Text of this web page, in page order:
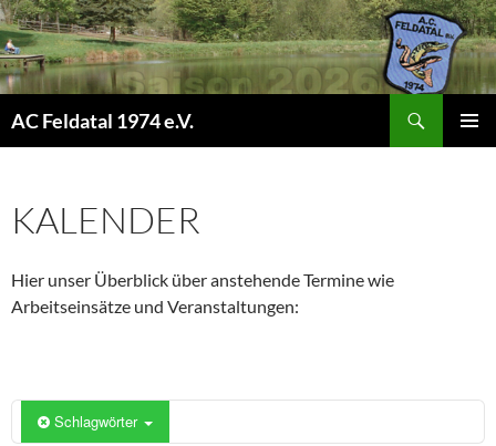
AC Feldatal 1974 e.V.
KALENDER
Hier unser Überblick über anstehende Termine wie
Arbeitseinsätze und Veranstaltungen:
Schlagwörter